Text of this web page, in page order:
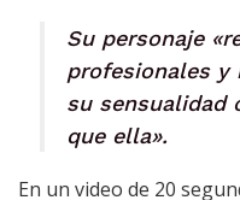
Su personaje
profesionales y
su sensualidad
que ella».
En un video de 20